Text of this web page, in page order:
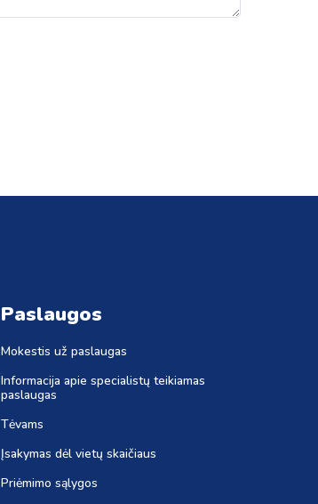
Paslaugos
Mokestis už paslaugas
Informacija apie specialistų teikiamas
paslaugas
Tėvams
Įsakymas dėl vietų skaičiaus
Priėmimo sąlygos